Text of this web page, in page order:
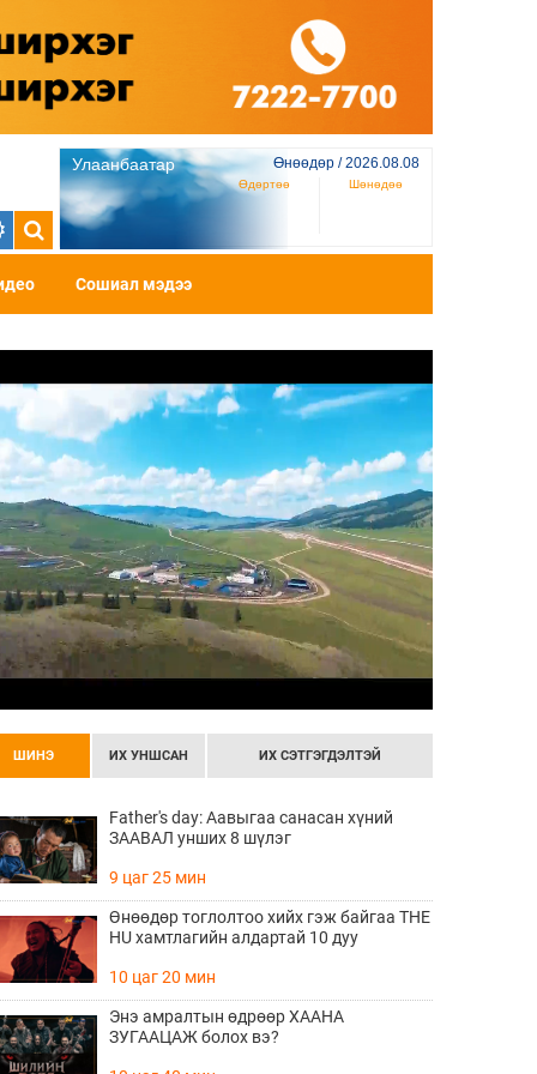
Улаанбаатар Өнөөдөр / 2026.08.08
Өдөртөө Шөнөдөө
Сошиал мэдээ
ШИНЭ ИХ УНШСАН ИХ СЭТГЭГДЭЛТЭЙ
Father's day: Аавыгаа санасан хүний
ЗААВАЛ унших 8 шүлэг
9 цаг 25 мин
Өнөөдөр тоглолтоо хийх гэж байгаа THE
HU хамтлагийн алдартай 10 дуу
10 цаг 20 мин
Энэ амралтын өдрөөр ХААНА
ЗУГААЦАЖ болох вэ?